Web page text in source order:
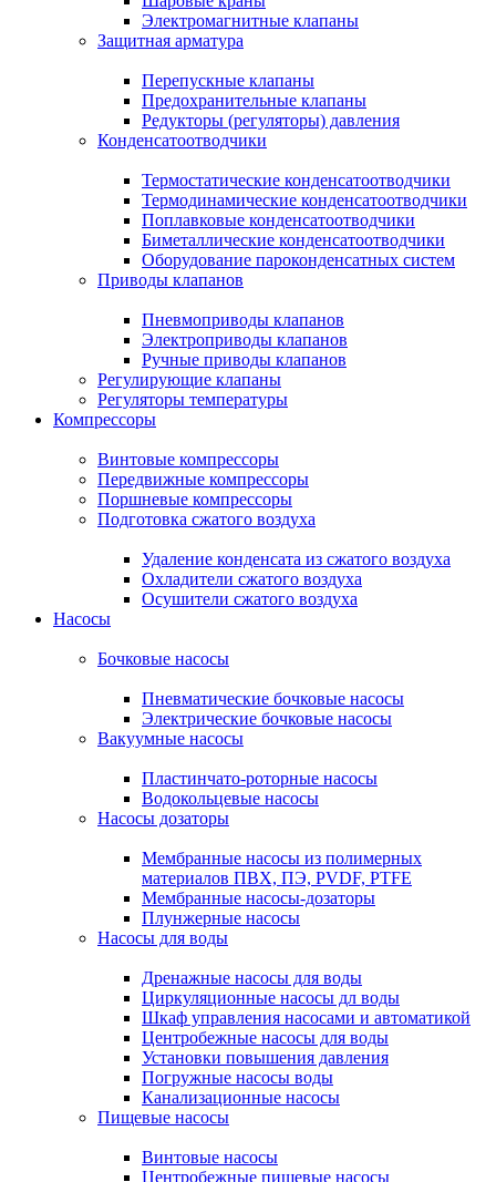
Электромагнитные клапаны
Защитная арматура
Перепускные клапаны
Предохранительные клапаны
Редукторы (регуляторы) давления
Конденсатоотводчики
Термостатические конденсатоотводчики
Термодинамические конденсатоотводчики
Поплавковые конденсатоотводчики
Биметаллические конденсатоотводчики
Оборудование пароконденсатных систем
Приводы клапанов
Пневмоприводы клапанов
Электроприводы клапанов
Ручные приводы клапанов
Регулирующие клапаны
Регуляторы температуры
Компрессоры
Винтовые компрессоры
Передвижные компрессоры
Поршневые компрессоры
Подготовка сжатого воздуха
Удаление конденсата из сжатого воздуха
Охладители сжатого воздуха
Осушители сжатого воздуха
Насосы
Бочковые насосы
Пневматические бочковые насосы
Электрические бочковые насосы
Вакуумные насосы
Пластинчато-роторные насосы
Водокольцевые насосы
Насосы дозаторы
Мембранные насосы из полимерных
материалов ПВХ, ПЭ, PVDF, PTFE
Мембранные насосы-дозаторы
Плунжерные насосы
Насосы для воды
Дренажные насосы для воды
Циркуляционные насосы дл воды
Шкаф управления насосами и автоматикой
Центробежные насосы для воды
Установки повышения давления
Погружные насосы воды
Канализационные насосы
Пищевые насосы
Винтовые насосы
Центробежные пищевые насосы